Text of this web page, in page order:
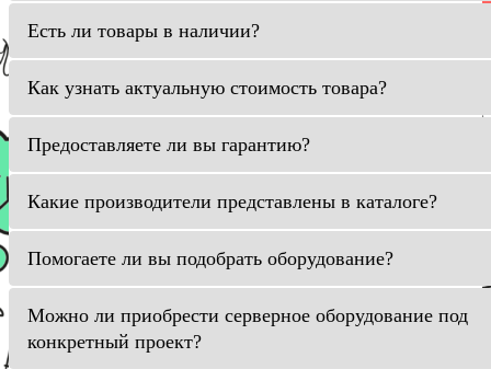
Есть ли товары в наличии?
Как узнать актуальную стоимость товара?
Предоставляете ли вы гарантию?
Какие производители представлены в каталоге?
Помогаете ли вы подобрать оборудование?
Можно ли приобрести серверное оборудование под
конкретный проект?